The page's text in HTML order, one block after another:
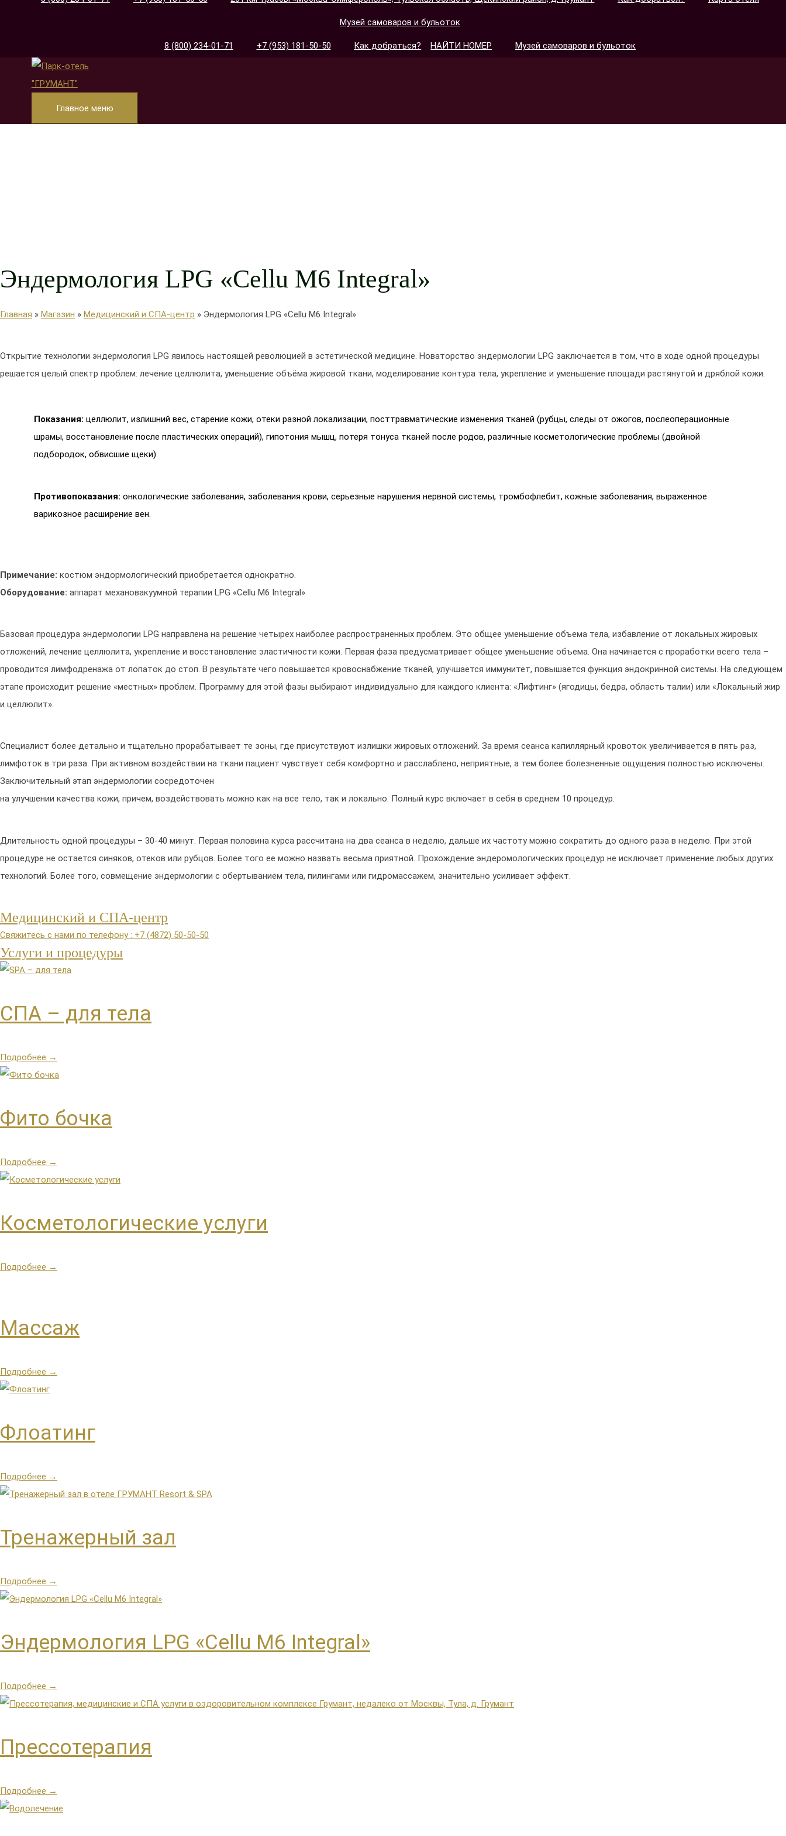
Музей самоваров и бульоток
8 (800) 234-01-71 +7 (953) 181-50-50 Как добраться? НАЙТИ НОМЕР Музей самоваров и бульоток
Главное меню
Эндермология LPG «Cellu M6 Integral»
Главная » Магазин » Медицинский и СПА-центр » Эндермология LPG «Cellu M6 Integral»
Открытие технологии эндермология LPG явилось настоящей революцией в эстетической медицине. Новаторство эндермологии LPG заключается в том, что в ходе одной процедуры
решается целый спектр проблем: лечение целлюлита, уменьшение объёма жировой ткани, моделирование контура тела, укрепление и уменьшение площади растянутой и дряблой кожи.
Показания: целлюлит, излишний вес, старение кожи, отеки разной локализации, посттравматические изменения тканей (рубцы, следы от ожогов, послеоперационные
шрамы, восстановление после пластических операций), гипотония мышц, потеря тонуса тканей после родов, различные косметологические проблемы (двойной
подбородок, обвисшие щеки).
Противопоказания: онкологические заболевания, заболевания крови, серьезные нарушения нервной системы, тромбофлебит, кожные заболевания, выраженное
варикозное расширение вен.
Примечание: костюм эндормологический приобретается однократно.
Оборудование: аппарат механовакуумной терапии LPG «Cellu M6 Integral»
Базовая процедура эндермологии LPG направлена на решение четырех наиболее распространенных проблем. Это общее уменьшение объема тела, избавление от локальных жировых
отложений, лечение целлюлита, укрепление и восстановление эластичности кожи. Первая фаза предусматривает общее уменьшение объема. Она начинается с проработки всего тела –
проводится лимфодренажа от лопаток до стоп. В результате чего повышается кровоснабжение тканей, улучшается иммунитет, повышается функция эндокринной системы. На следующем
этапе происходит решение «местных» проблем. Программу для этой фазы выбирают индивидуально для каждого клиента: «Лифтинг» (ягодицы, бедра, область талии) или «Локальный жир
и целлюлит».
Специалист более детально и тщательно прорабатывает те зоны, где присутствуют излишки жировых отложений. За время сеанса капиллярный кровоток увеличивается в пять раз,
лимфоток в три раза. При активном воздействии на ткани пациент чувствует себя комфортно и расслаблено, неприятные, а тем более болезненные ощущения полностью исключены.
Заключительный этап эндермологии сосредоточен
на улучшении качества кожи, причем, воздействовать можно как на все тело, так и локально. Полный курс включает в себя в среднем 10 процедур.
Длительность одной процедуры – 30-40 минут. Первая половина курса рассчитана на два сеанса в неделю, дальше их частоту можно сократить до одного раза в неделю. При этой
процедуре не остается синяков, отеков или рубцов. Более того ее можно назвать весьма приятной. Прохождение эндеромологических процедур не исключает применение любых других
технологий. Более того, совмещение эндермологии с обертыванием тела, пилингами или гидромассажем, значительно усиливает эффект.
Медицинский и СПА-центр
Свяжитесь с нами по телефону : +7 (4872) 50-50-50
Услуги и процедуры
СПА – для тела
Подробнее →
Фито бочка
Подробнее →
Косметологические услуги
Подробнее →
Массаж
Подробнее →
Флоатинг
Подробнее →
Тренажерный зал
Подробнее →
Эндермология LPG «Cellu M6 Integral»
Подробнее →
Прессотерапия
Подробнее →